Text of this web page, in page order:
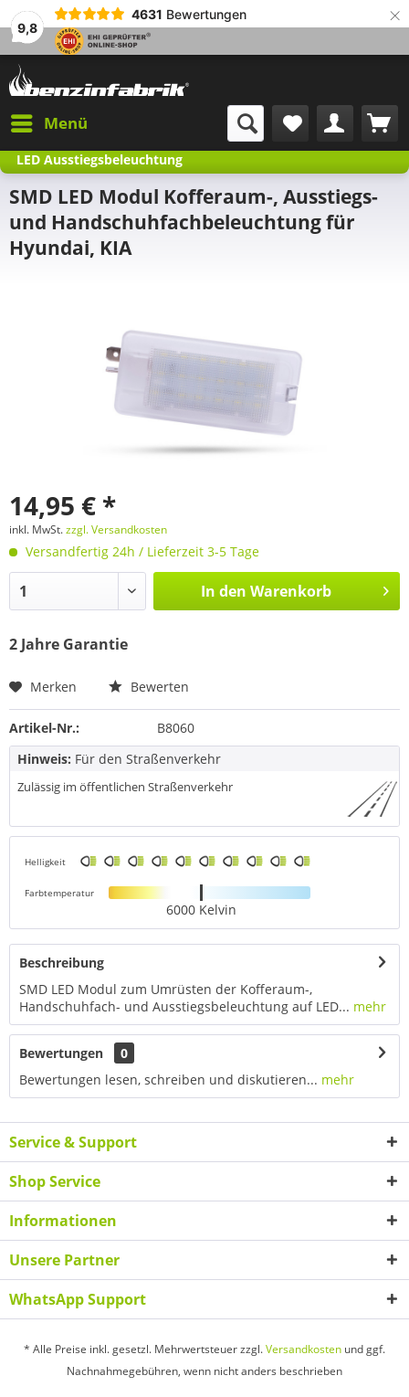
9,8
4631 Bewertungen ×
Menü
LED Ausstiegsbeleuchtung
SMD LED Modul Kofferaum-, Ausstiegs-
und Handschuhfachbeleuchtung für
Hyundai, KIA
14,95 € *
inkl. MwSt.zzgl. Versandkosten
Versandfertig 24h / Lieferzeit 3-5 Tage
In den Warenkorb
2 Jahre Garantie
Merken Bewerten
Artikel-Nr.:
B8060
Hinweis: Für den Straßenverkehr
Zulässig im öffentlichen Straßenverkehr
Helligkeit
Farbtemperatur
6000 Kelvin
Beschreibung
SMD LED Modul zum Umrüsten der Kofferaum-,
Handschuhfach- und Ausstiegsbeleuchtung auf LED... mehr
Bewertungen
0
Bewertungen lesen, schreiben und diskutieren... mehr
Service & Support
Shop Service
Informationen
Unsere Partner
WhatsApp Support
* Alle Preise inkl. gesetzl. Mehrwertsteuer zzgl.Versandkosten und ggf.
Nachnahmegebühren, wenn nicht anders beschrieben